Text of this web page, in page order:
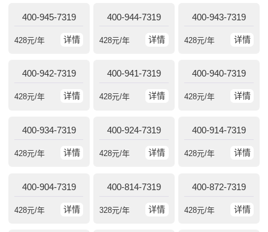
400-945-7319
详情
428元/年
400-944-7319
详情
428元/年
400-943-7319
详情
428元/年
400-942-7319
详情
428元/年
400-941-7319
详情
428元/年
400-940-7319
详情
428元/年
400-934-7319
详情
428元/年
400-924-7319
详情
428元/年
400-914-7319
详情
428元/年
400-904-7319
详情
428元/年
400-814-7319
详情
328元/年
400-872-7319
详情
428元/年